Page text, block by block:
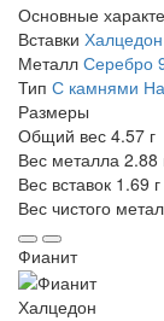
Основные
Вставки Халцедон
Металл Серебро
Тип С камнями
Размеры
Общий вес 4.57 г
Вес металла 2.88
Вес вставок 1.69 г
Вес чистого
Фианит
Халцедон